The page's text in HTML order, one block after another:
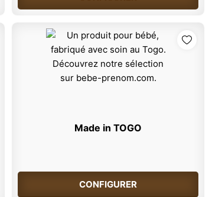
Made in TOGO
CONFIGURER